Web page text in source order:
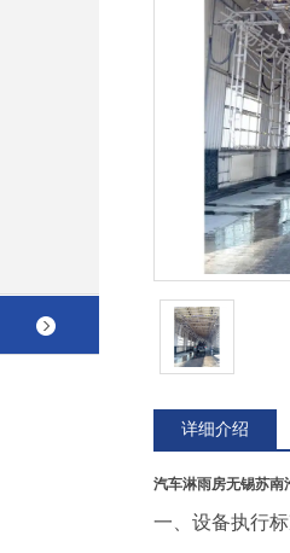
详细介绍
汽车淋雨房无锡苏南
一、 设备执行